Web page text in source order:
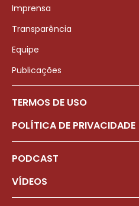
Imprensa
Transparência
Equipe
Publicações
TERMOS DE USO
POLÍTICA DE PRIVACIDADE
PODCAST
VÍDEOS